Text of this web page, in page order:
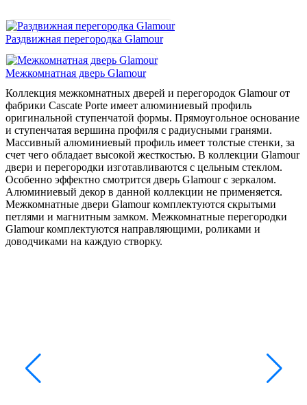
Раздвижная перегородка Glamour
Межкомнатная дверь Glamour
Коллекция межкомнатных дверей и перегородок Glamour от
фабрики Cascate Porte имеет алюминиевый профиль
оригинальной ступенчатой формы. Прямоугольное основание
и ступенчатая вершина профиля с радиусными гранями.
Массивный алюминиевый профиль имеет толстые стенки, за
счет чего обладает высокой жесткостью. В коллекции Glamour
двери и перегородки изготавливаются с цельным стеклом.
Особенно эффектно смотрится дверь Glamour с зеркалом.
Алюминиевый декор в данной коллекции не применяется.
Межкомнатные двери Glamour комплектуются скрытыми
петлями и магнитным замком. Межкомнатные перегородки
Glamour комплектуются направляющими, роликами и
доводчиками на каждую створку.